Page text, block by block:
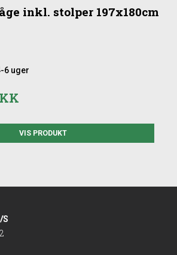
inkl. stolper 197x180cm
6 uger
VIS PRODUKT